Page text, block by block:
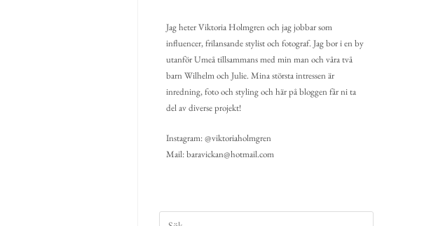
Jag heter Viktoria Holmgren och jag jobbar som
influencer, frilansande stylist och fotograf. Jag bor i en by
utanför Umeå tillsammans med min man och våra två
barn Wilhelm och Julie. Mina största intressen är
inredning, foto och styling och här på bloggen får ni ta
del av diverse projekt!
Instagram: @viktoriaholmgren
Mail: baravickan@hotmail.com